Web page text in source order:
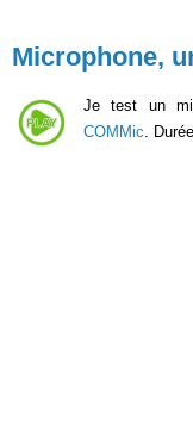
Microphone,
Je test un
COMMic .